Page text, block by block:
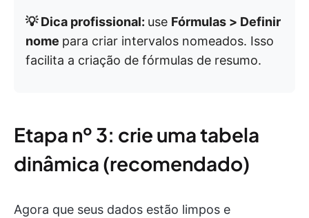
💡 Dica profissional: use Fórmulas > Definir
nome para criar intervalos nomeados. Isso
facilita a criação de fórmulas de resumo.
Etapa nº 3: crie uma tabela
dinâmica (recomendado)
Agora que seus dados estão limpos e